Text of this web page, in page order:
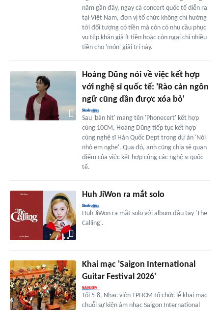
năm gần đây, ngay cả concert quốc tế diễn ra
tại Việt Nam, đơn vị tổ chức không chỉ hướng
tới đối tượng có tiền mà còn có nhu cầu phục
vụ tệp khán giả ít tiền hoặc còn ngại chi nhiều
tiền cho 'món' giải trí này.
Hoàng Dũng nói về việc kết hợp
với nghệ sĩ quốc tế: 'Rào cản ngôn
ngữ cũng dần được xóa bỏ'
Sau 'bản hit' mang tên 'Phonecert' kết hợp
cùng 10CM, Hoàng Dũng tiếp tục kết hợp
cùng nghệ sĩ Hàn Quốc Dept trong dự án 'Nói
nhỏ em nghe'. Qua đó, anh cũng chia sẻ quan
điểm của việc kết hợp cùng các nghệ sĩ quốc
tế.
Huh JiWon ra mắt solo
Huh JiWon ra mắt solo với album đầu tay 'The
Calling'.
Khai mạc 'Saigon International
Guitar Festival 2026'
Tối 5-8, Nhạc viện TPHCM tổ chức lễ khai mạc
chuỗi sự kiện âm nhạc Saigon International